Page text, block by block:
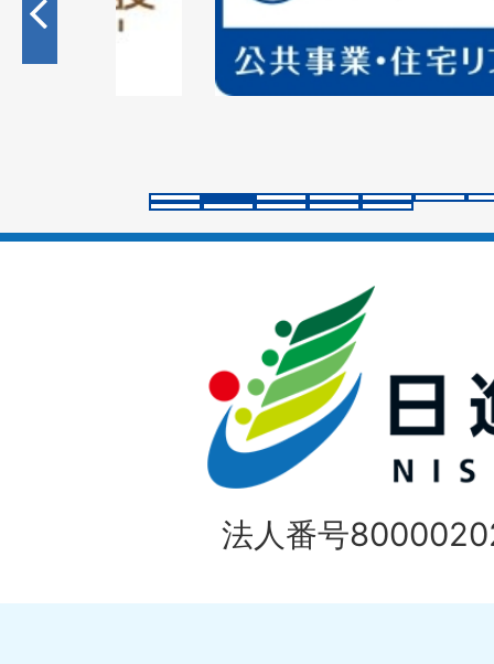
目
の
ラ
イ
法人番号